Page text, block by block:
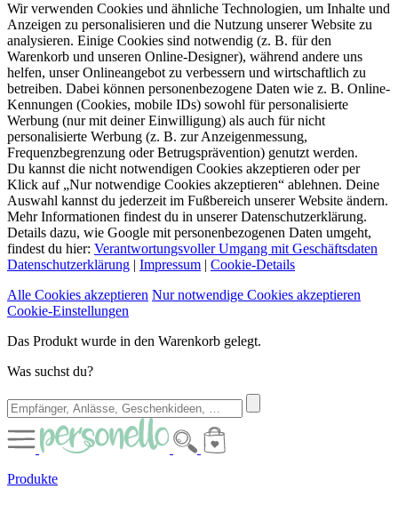
Wir verwenden Cookies und ähnliche Technologien, um Inhalte und
Anzeigen zu personalisieren und die Nutzung unserer Website zu
analysieren. Einige Cookies sind notwendig (z. B. für den
Warenkorb und unseren Online-Designer), während andere uns
helfen, unser Onlineangebot zu verbessern und wirtschaftlich zu
betreiben. Dabei können personenbezogene Daten wie z. B. Online-
Kennungen (Cookies, mobile IDs) sowohl für personalisierte
Werbung (nur mit deiner Einwilligung) als auch für nicht
personalisierte Werbung (z. B. zur Anzeigenmessung,
Frequenzbegrenzung oder Betrugsprävention) genutzt werden.
Du kannst die nicht notwendigen Cookies akzeptieren oder per
Klick auf „Nur notwendige Cookies akzeptieren“ ablehnen. Deine
Auswahl kannst du jederzeit im Fußbereich unserer Website ändern.
Mehr Informationen findest du in unserer Datenschutzerklärung.
Details dazu, wie Google mit personenbezogenen Daten umgeht,
findest du hier: Verantwortungsvoller Umgang mit Geschäftsdaten
Datenschutzerklärung | Impressum | Cookie-Details
Alle Cookies akzeptieren Nur notwendige Cookies akzeptieren
Cookie-Einstellungen
Das Produkt wurde in den Warenkorb gelegt.
Was suchst du?
Produkte